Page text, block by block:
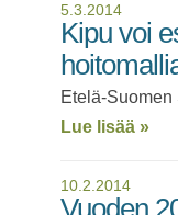
5.3.2014
Kipu voi
Etelä-
Lue lisää »
10.2.2014
Vuoden